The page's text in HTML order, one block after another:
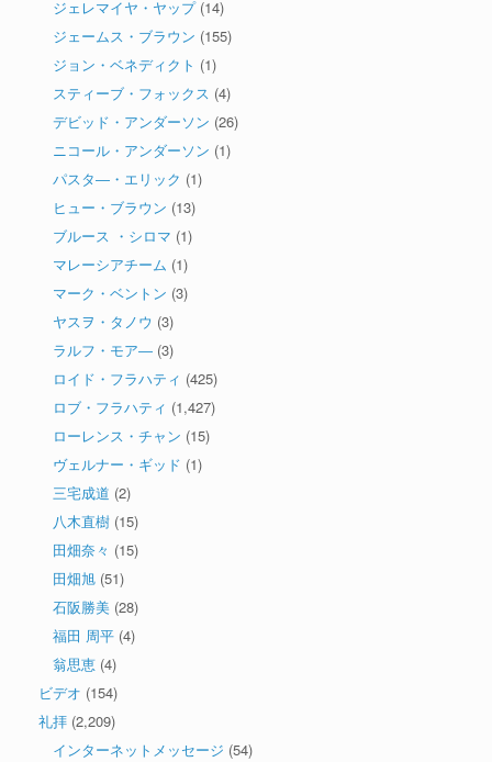
ジェレマイヤ・ヤップ(14)
ジェームス・ブラウン (155)
ジョン・ベネディクト (1)
スティーブ・フォックス (4)
デビッド・アンダーソン (26)
ニコール・アンダーソン (1)
パスタ―・エリック (1)
ヒュー・ブラウン (13)
ブルース ・シロマ (1)
マレーシアチーム (1)
マーク・ベントン (3)
ヤスヲ・タノウ (3)
ラルフ・モア― (3)
ロイド・フラハティ (425)
ロブ・フラハティ (1,427)
ローレンス・チャン (15)
ヴェルナー・ギッド (1)
三宅成道 (2)
八木直樹 (15)
田畑奈々 (15)
田畑旭 (51)
石阪勝美 (28)
福田 周平 (4)
翁思恵 (4)
ビデオ (154)
礼拝 (2,209)
インターネットメッセージ (54)